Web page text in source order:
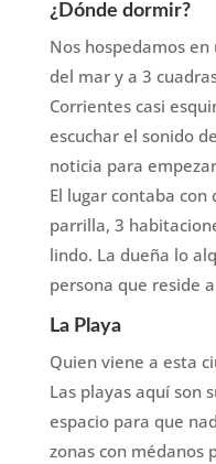
¿Dónde dormir?
Nos hospedamos
del mar y a 3
Corrientes casi
escuchar el sonido
noticia para
El lugar contaba
parrilla, 3
lindo. La dueña lo
persona que reside
La Playa
Quien viene a esta
Las playas aquí son
espacio para que
zonas con médanos